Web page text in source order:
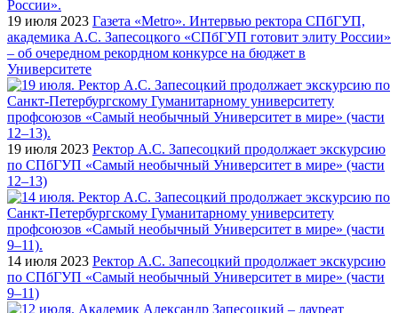
19 июля 2023 Газета «Metro». Интервью ректора СПбГУП,
академика А.С. Запесоцкого «СПбГУП готовит элиту России»
– об очередном рекордном конкурсе на бюджет в
Университете
19 июля 2023 Ректор А.С. Запесоцкий продолжает экскурсию
по СПбГУП «Самый необычный Университет в мире» (части
12–13)
14 июля 2023 Ректор А.С. Запесоцкий продолжает экскурсию
по СПбГУП «Самый необычный Университет в мире» (части
9–11)